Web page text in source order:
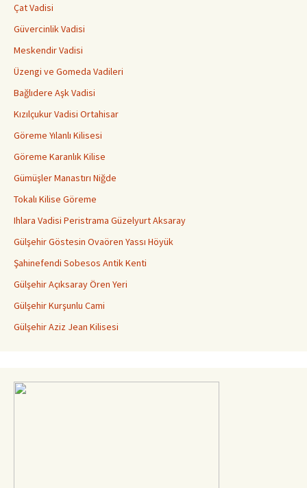
Çat Vadisi
Güvercinlik Vadisi
Meskendir Vadisi
Üzengi ve Gomeda Vadileri
Bağlıdere Aşk Vadisi
Kızılçukur Vadisi Ortahisar
Göreme Yılanlı Kilisesi
Göreme Karanlık Kilise
Gümüşler Manastırı Niğde
Tokalı Kilise Göreme
Ihlara Vadisi Peristrama Güzelyurt Aksaray
Gülşehir Göstesin Ovaören Yassı Höyük
Şahinefendi Sobesos Antik Kenti
Gülşehir Açıksaray Ören Yeri
Gülşehir Kurşunlu Cami
Gülşehir Aziz Jean Kilisesi